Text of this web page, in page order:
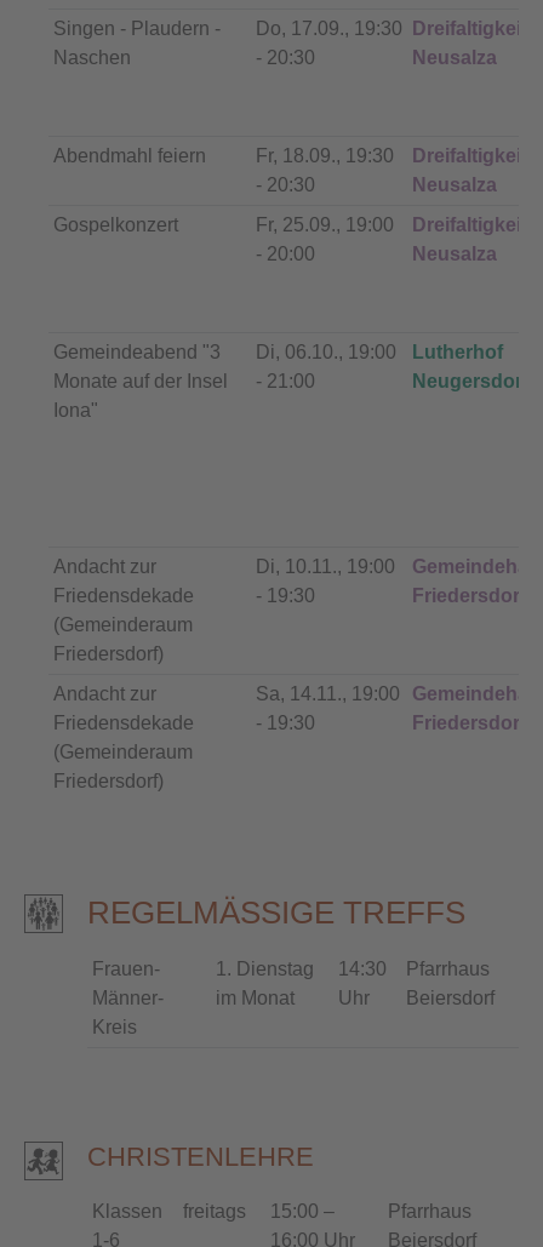
Singen - Plaudern -
Naschen
Do, 17.09., 19:30
- 20:30
Neusalza
Abendmahl feiern
Fr, 18.09., 19:30
- 20:30
Neusalza
Gospelkonzert
Fr, 25.09., 19:00
- 20:00
Neusalza
Gemeindeabend "3
Monate auf der Insel
Iona"
Di, 06.10., 19:00
- 21:00
Lutherhof
Neugersdorf
Andacht zur
Friedensdekade
(Gemeinderaum
Friedersdorf)
Di, 10.11., 19:00
- 19:30
Friedersdorf
Andacht zur
Friedensdekade
(Gemeinderaum
Friedersdorf)
Sa, 14.11., 19:00
- 19:30
Friedersdorf
REGELMÄSSIGE TREFFS
Frauen-
Männer-
Kreis
1. Dienstag
im Monat
14:30
Uhr
Pfarrhaus
Beiersdorf
CHRISTENLEHRE
Klassen
1-6
freitags
15:00 –
16:00 Uhr
Pfarrhaus
Beiersdorf